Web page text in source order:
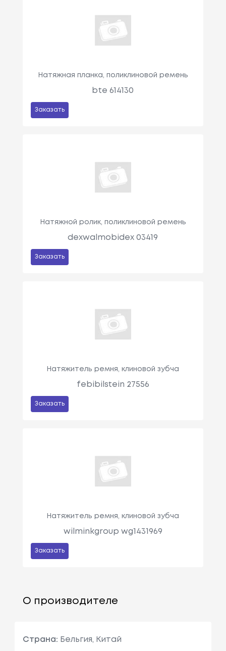
Натяжная планка, поликлиновой ремень
bte 614130
Заказать
Натяжной ролик, поликлиновой ремень
dexwalmobidex 03419
Заказать
Натяжитель ремня, клиновой зубча
febibilstein 27556
Заказать
Натяжитель ремня, клиновой зубча
wilminkgroup wg1431969
Заказать
О производителе
Страна: Бельгия, Китай